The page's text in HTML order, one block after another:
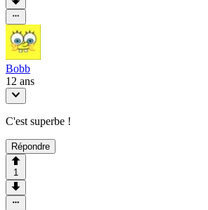
Bobb
12 ans
C'est superbe !
Répondre
1